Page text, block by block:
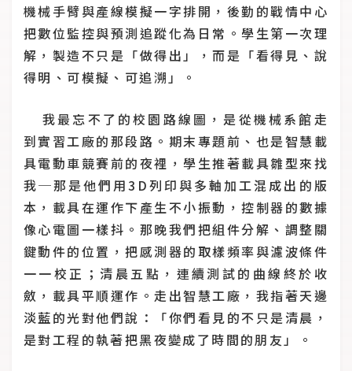
機械手臂與產線模擬一字排開，後勤的戰情中心
把數位監控與預測追蹤化為日常。學生第一次理
解，製造不只是「做得出」，而是「看得見、說
得明、可模擬、可追溯」。
我最忘不了的校園路線圖，是從機械系館走
到實習工廠的那段路。期末專題前、也是智慧載
具電動車競賽前的夜裡，學生推著載具雛型來找
我─那是他們用3D列印與多軸加工混成出的版
本，載具在運作下產生不小振動，控制器的數據
像心電圖一樣抖。那晚我們把組件分解、調整關
鍵動件的位置，把感測器的取樣頻率與濾波條件
一一校正；清晨五點，連續測試的曲線終於收
斂，載具平順運作。走出智慧工廠，我指著天邊
淡藍的光對他們說：「你們看見的不只是清晨，
是對工程的執著把黑夜變成了時間的朋友」。